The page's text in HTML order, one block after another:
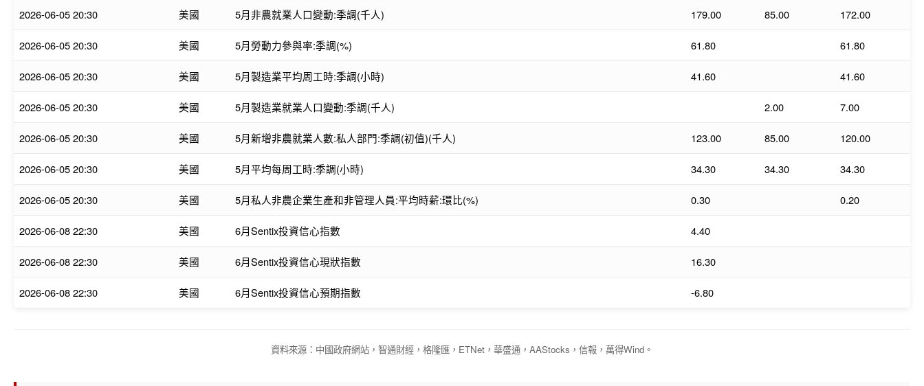
2026-06-05 20:30 美國 5月非農就業人口變動:季調(千人) 179.00 85.00 172.00
2026-06-05 20:30 美國 5月勞動力參與率:季調(%) 61.80 61.80
2026-06-05 20:30 美國 5月製造業平均周工時:季調(小時) 41.60 41.60
2026-06-05 20:30 美國 5月製造業就業人口變動:季調(千人) 2.00 7.00
2026-06-05 20:30 美國 5月新增非農就業人數:私人部門:季調(初值)(千人) 123.00 85.00 120.00
2026-06-05 20:30 美國 5月平均每周工時:季調(小時) 34.30 34.30 34.30
2026-06-05 20:30 美國 5月私人非農企業生產和非管理人員:平均時薪:環比(%) 0.30 0.20
2026-06-08 22:30 美國 6月Sentix投資信心指數 4.40
2026-06-08 22:30 美國 6月Sentix投資信心現狀指數 16.30
2026-06-08 22:30 美國 6月Sentix投資信心預期指數 -6.80
資料來源：中國政府網站，智通財經，格隆匯，ETNet，華盛通，AAStocks，信報，萬得Wind。